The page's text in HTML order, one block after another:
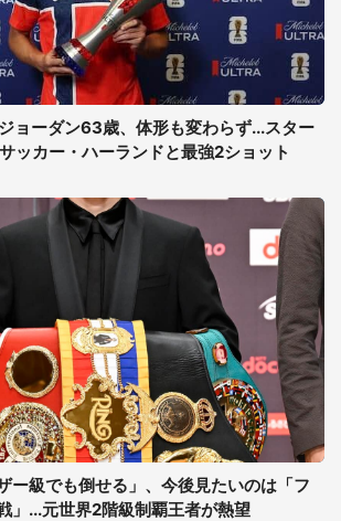
ョーダン63歳、体形も変わらず...スター
ッカー・ハーランドと最強2ショット
ー級でも倒せる」、今後見たいのは「フ
」...元世界2階級制覇王者が熱望